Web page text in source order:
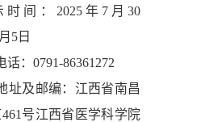
间：2025年7月30
5日
话：0791-86361272
址及邮编：江西省南昌
号江西省医学科学院